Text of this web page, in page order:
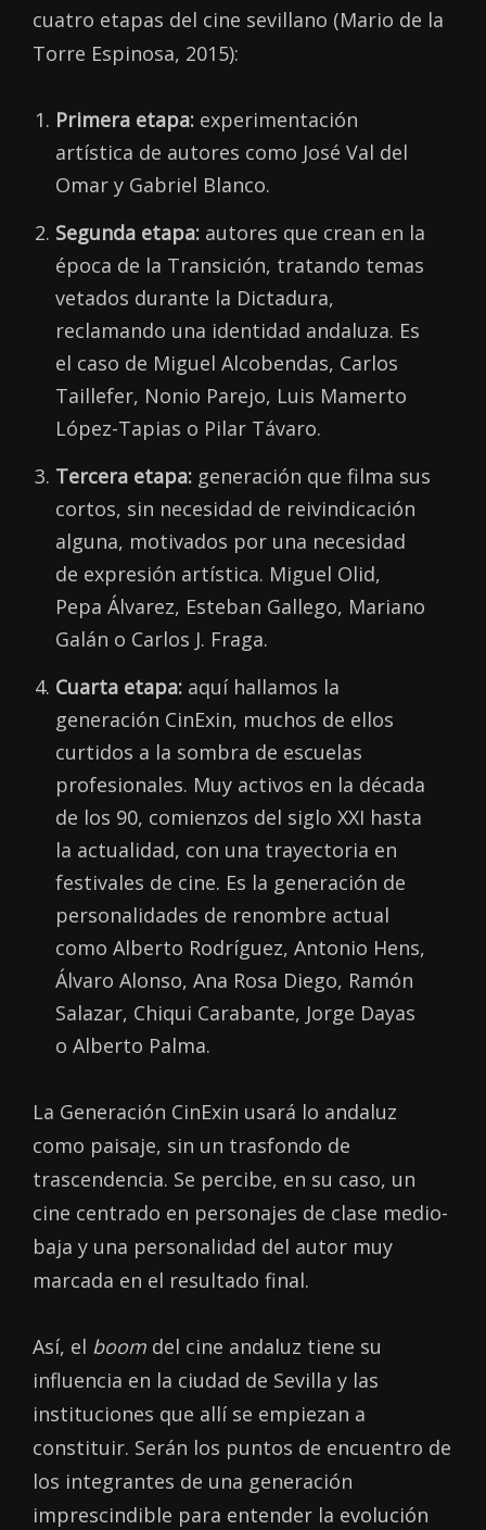
cuatro etapas del cine sevillano (Mario de la
Torre Espinosa, 2015):
Primera etapa: experimentación
artística de autores como José Val del
Omar y Gabriel Blanco.
Segunda etapa: autores que crean en la
época de la Transición, tratando temas
vetados durante la Dictadura,
reclamando una identidad andaluza. Es
el caso de Miguel Alcobendas, Carlos
Taillefer, Nonio Parejo, Luis Mamerto
López-Tapias o Pilar Távaro.
Tercera etapa: generación que filma sus
cortos, sin necesidad de reivindicación
alguna, motivados por una necesidad
de expresión artística. Miguel Olid,
Pepa Álvarez, Esteban Gallego, Mariano
Galán o Carlos J. Fraga.
Cuarta etapa: aquí hallamos la
generación CinExin, muchos de ellos
curtidos a la sombra de escuelas
profesionales. Muy activos en la década
de los 90, comienzos del siglo XXI hasta
la actualidad, con una trayectoria en
festivales de cine. Es la generación de
personalidades de renombre actual
como Alberto Rodríguez, Antonio Hens,
Álvaro Alonso, Ana Rosa Diego, Ramón
Salazar, Chiqui Carabante, Jorge Dayas
o Alberto Palma.
La Generación CinExin usará lo andaluz
como paisaje, sin un trasfondo de
trascendencia. Se percibe, en su caso, un
cine centrado en personajes de clase medio-
baja y una personalidad del autor muy
marcada en el resultado final.
Así, el boom del cine andaluz tiene su
influencia en la ciudad de Sevilla y las
instituciones que allí se empiezan a
constituir. Serán los puntos de encuentro de
los integrantes de una generación
imprescindible para entender la evolución